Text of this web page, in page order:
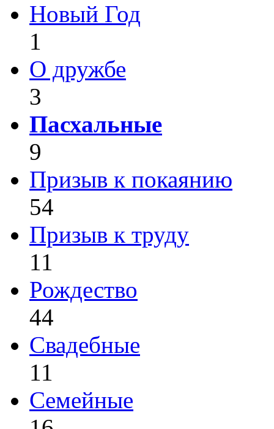
Новый Год
1
О дружбе
3
Пасхальные
9
Призыв к покаянию
54
Призыв к труду
11
Рождество
44
Свадебные
11
Семейные